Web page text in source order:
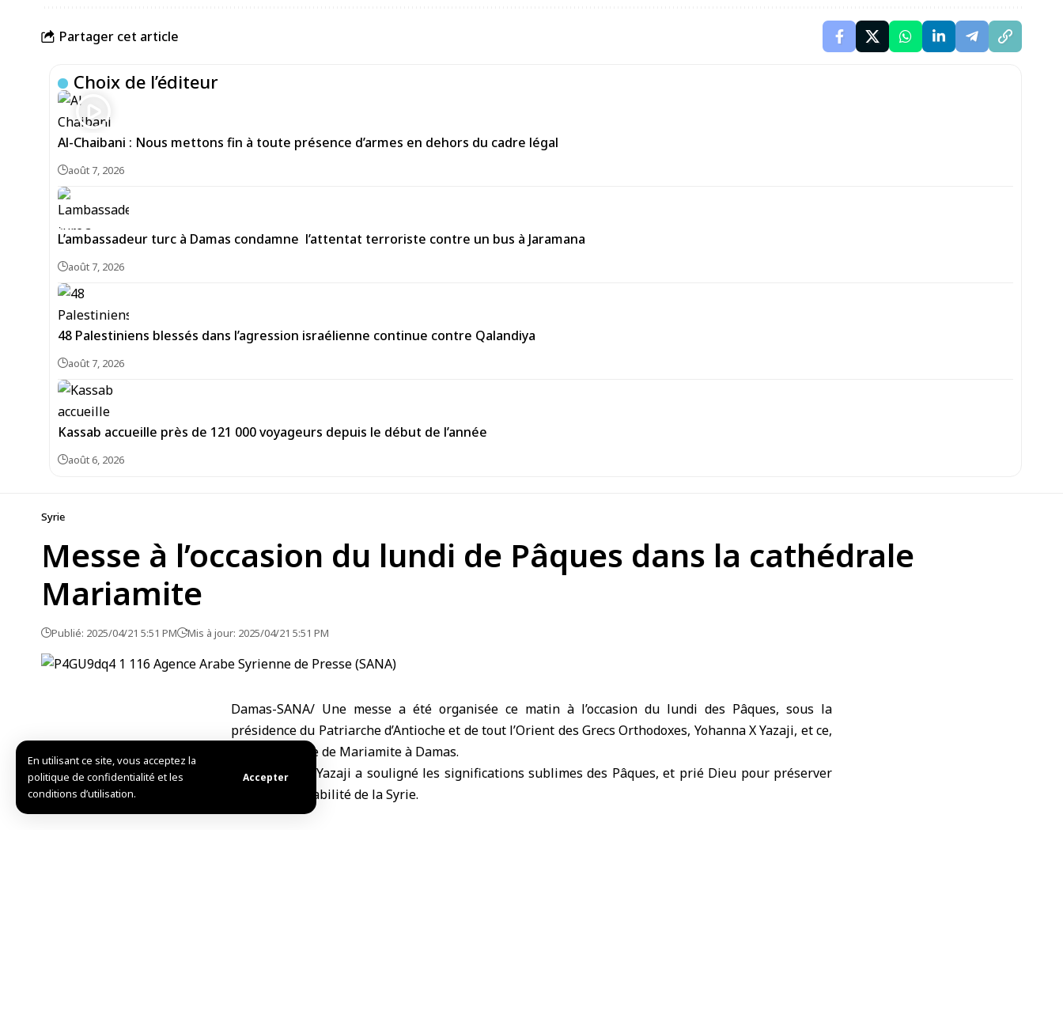
En utilisant ce site, vous acceptez la
politique de confidentialité et les
conditions d’utilisation.
Accepter
Partager cet article
Choix de l’éditeur
Al-Chaibani : Nous mettons fin à toute présence d’armes en dehors du cadre légal
août 7, 2026
L’ambassadeur turc à Damas condamne l’attentat terroriste contre un bus à Jaramana
août 7, 2026
48 Palestiniens blessés dans l’agression israélienne continue contre Qalandiya
août 7, 2026
Kassab accueille près de 121 000 voyageurs depuis le début de l’année
août 6, 2026
Syrie
Messe à l’occasion du lundi de Pâques dans la cathédrale
Mariamite
Publié: 2025/04/21 5:51 PM Mis à jour: 2025/04/21 5:51 PM
Damas-SANA/ Une messe a été organisée ce matin à l’occasion du lundi des Pâques, sous la
présidence du Patriarche d’Antioche et de tout l’Orient des Grecs Orthodoxes, Yohanna X Yazaji, et ce,
à la cathédrale de Mariamite à Damas.
Le Patriarche Yazaji a souligné les significations sublimes des Pâques, et prié Dieu pour préserver
l’unité et la stabilité de la Syrie.